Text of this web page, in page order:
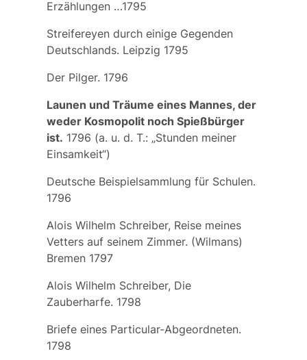
Erzählungen …1795
Streifereyen durch einige Gegenden
Deutschlands. Leipzig 1795
Der Pilger. 1796
Launen und Träume eines Mannes, der
weder Kosmopolit noch Spießbürger
ist. 1796 (a. u. d. T.: „Stunden meiner
Einsamkeit“)
Deutsche Beispielsammlung für Schulen.
1796
Alois Wilhelm Schreiber, Reise meines
Vetters auf seinem Zimmer. (Wilmans)
Bremen 1797
Alois Wilhelm Schreiber, Die
Zauberharfe. 1798
Briefe eines Particular-Abgeordneten.
1798